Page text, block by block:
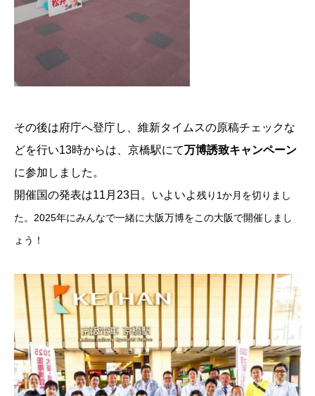
その後は府庁へ登庁し、維新タイムスの原稿チェックな
どを行い13時からは、京橋駅にて万博誘致キャンペーン
に参加しました。
開催国の発表は11月23日。いよいよ残り 1か月を切りまし
た。2025年にみんなで一緒に大阪万博をこの大阪で開催しまし
ょう！